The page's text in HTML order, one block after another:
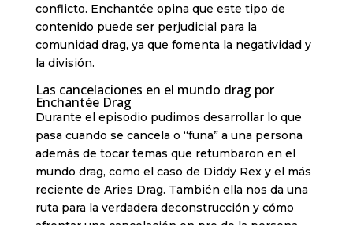
conflicto. Enchantée opina que este tipo de
contenido puede ser perjudicial para la
comunidad drag, ya que fomenta la negatividad y
la división.
Las cancelaciones en el mundo drag por
Enchantée Drag
Durante el episodio pudimos desarrollar lo que
pasa cuando se cancela o “funa” a una persona
además de tocar temas que retumbaron en el
mundo drag, como el caso de Diddy Rex y el más
reciente de Aries Drag. También ella nos da una
ruta para la verdadera deconstrucción y cómo